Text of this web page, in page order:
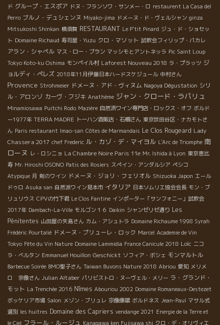
ド グループ・エスポア ドヌ・フランソワ・サンメー・ロ restaurent La Casa del
Perro ブルノ・デュシェンヌ Miyako-jima ドメーヌ・ド・ヴェルシャン ginza
Mitsukoshi Shinkan 横須賀 RESTAURANT Le P'tit Pinard ジュ・ド・ショセッ
ト Domaine Richaud 寿司屋・Yuzu クロ・マソット 試飲会フィリップ・パカレ
アラン・シャペル マス・ロー・ブラン マッシモとアントネッラ Pic Saint Loup
Tokyo Koto-ku Oshima モンペイル村 Laforest Nouveau 2018 ラ・プラッツ ジ
ョルディ・ペレズ 2018年11月伊藤日本ハードスケジュール 中村さん
Provence Strohmeier ドメーヌ・アド・ヴィヌム Nagoya Dégustation シリ
ル・アロンゾ カーヴ・フジキ Anathème ジャン・クロード・ラパリュ
Minamiosawa Puitchi Rodo Mazière 自然派ワイン専門店・ロックス・オフ ボルド
ー1977年 TERRA MADRE トーハン酒販店・石橋さん 東京世田谷区・ナカモトさ
ん Paris restaurant Imao-san Côtes de Marmandais Le Clos Rougeard Lady
Chassera 2017 chef Frederic ル・カゾ・デ・マイヨル L'Arc de Triomphe 南
ローヌ レ・ロシニョ La Chambre Noire Paris 11e Mr. Ishida à Lyon 東京恵比
寿 Mr. Hiroshi OSONO Patis des Rosiers スペイン・アンダルシア ペシコ
Atypique 月 剣のワイン ドメーヌ・ジョリ・フェリオル Shizuoka Japon エール
ドゥロ Asuka san 自然派ワイン見本市 イタリア 日本ソムリエ協会会長 モン・ブ
リュリウス CPVの竹下君 Le Clos Fantine インポーター「サンフォニー」試飲会
2017年 Dambach-La-Ville モルゴン１６ Daikin シャンゼリゼ通り Les
Pénitentes 山田屋の矢島さん カム・アシュトラ Domaine Richaume 1998 Syrah
Frédéric Pourtalié ドメーヌ・プリューレ・ロック Marcel Academie de Vin
Tokyo Fête du Vin Nature Domaine Lammidia France Canicule 2018 Loïc ニコ
ラ・ベルタン Emmanuel Houillon Geschickt ソフィア・ボシェ モンマルトル
Barbecue Soirée BMO聖子さん Taiwan Buvons Nature 2018 Abriou 愛知 メリメ
ロ 宗像さん Julian Altaber パリビストロ・ヌーヴェル・メリー ラ・グランド・
モット La Trenchée 2016 Nîmes Abouriou 2002 Domaine Romaneaux-Destezet
ボッケリア市場 Salon メゾン・ブリュレ 宗像康雄 ボルドネス Jean-Paul マサル式
選別 les huitres Domaine des Capriers vendange 2021 Energie de la Terre et
le Ciel フラール・ルージュ Kanagawa ken Fujisawa shi クロ・デ・オリヴィエ